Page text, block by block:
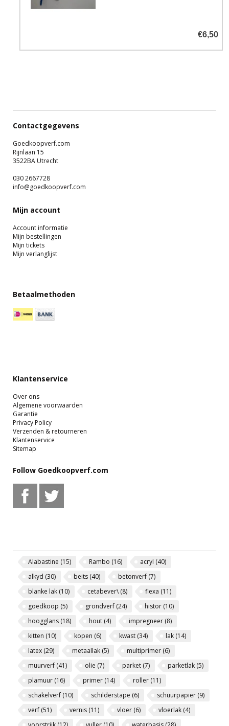
€6,50
Contactgegevens
Goedkoopverf.com
Rijnlaan 15
3522BA Utrecht
030 2667728
info@goedkoopverf.com
Mijn account
Account informatie
Mijn bestellingen
Mijn tickets
Mijn verlanglijst
Betaalmethoden
Klantenservice
Over ons
Algemene voorwaarden
Garantie
Privacy Policy
Verzenden & retourneren
Klantenservice
Sitemap
Follow Goedkoopverf.com
Alabastine (15) Rambo (16) acryl (40)
alkyd (30) beits (40) betonverf (7)
blanke lak (10) cetabever\(8) flexa (11)
goedkoop (5) grondverf (24) histor (10)
hoogglans (18) hout (4) impregneer (8)
kitten (10) kopen (6) kwast (34) lak (14)
latex (29) metaallak (5) multiprimer (6)
muurverf (41) olie (7) parket (7) parketlak (5)
plamuur (16) primer (14) roller (11)
schakelverf (10) schilderstape (6) schuurpapier (9)
verf (51) vernis (11) vloer (6) vloerlak (4)